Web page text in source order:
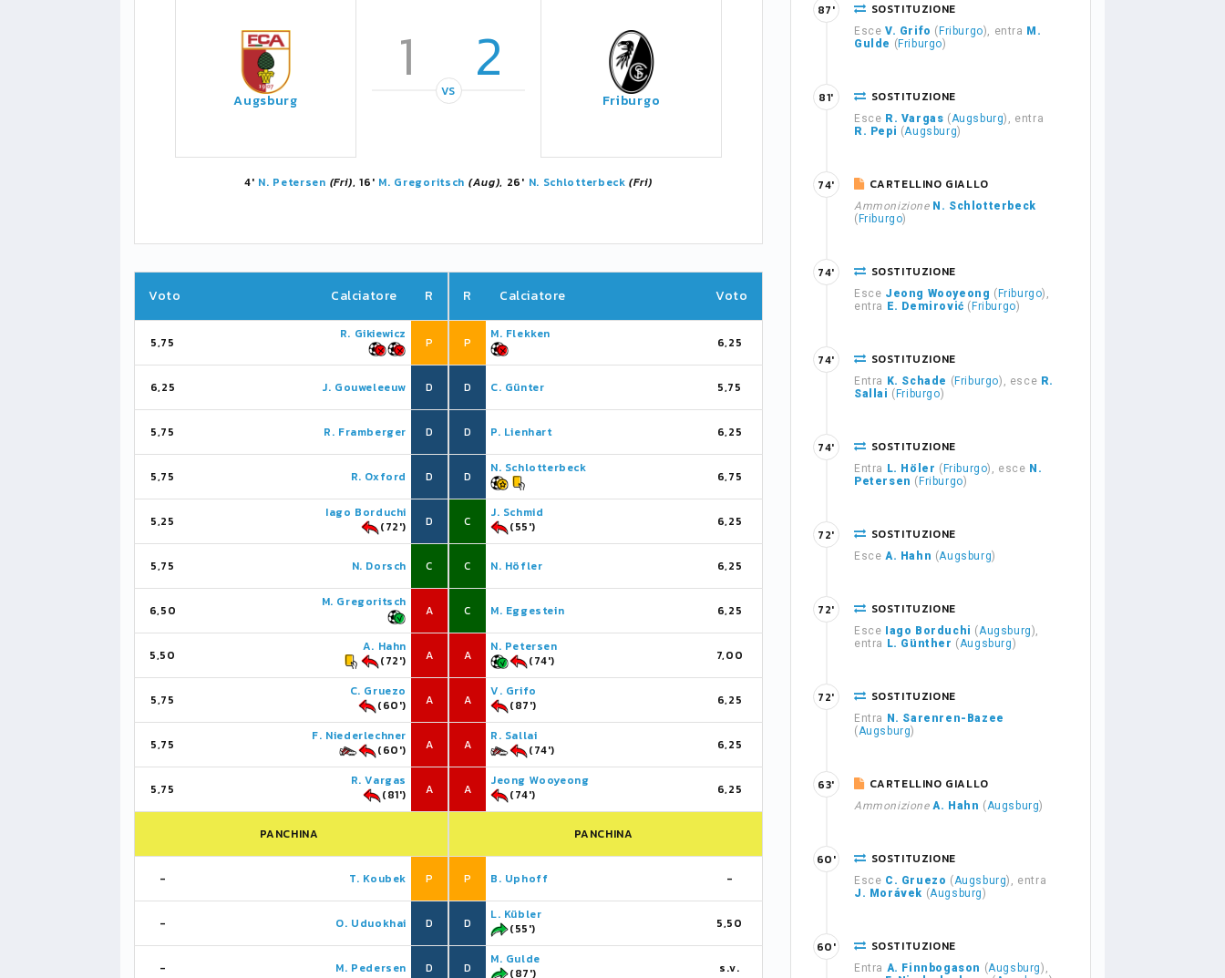
Augsburg
1 2
VS Friburgo
4' N. Petersen (Fri), 16' M. Gregoritsch (Aug), 26' N. Schlotterbeck (Fri)
Voto Calciatore R
5,75
R. Gikiewicz
P
6,25 J. Gouweleeuw D
5,75 R. Framberger D
5,75 R. Oxford D
5,25
Iago Borduchi
(72')
D
5,75 N. Dorsch C
6,50
M. Gregoritsch
A
5,50
A. Hahn
(72')
A
5,75
C. Gruezo
(60')
A
5,75
F. Niederlechner
(60')
A
5,75
R. Vargas
(81')
A
PANCHINA
- T. Koubek P
- O. Uduokhai D
- M. Pedersen D
R Calciatore Voto
P
M. Flekken
6,25
D C. Günter 5,75
D P. Lienhart 6,25
D
N. Schlotterbeck
6,75
C
J. Schmid
(55')
6,25
C N. Höfler 6,25
C M. Eggestein 6,25
A
N. Petersen
(74')
7,00
A
V. Grifo
(87')
6,25
A
R. Sallai
(74')
6,25
A
Jeong Wooyeong
(74')
6,25
PANCHINA
P B. Uphoff -
D
L. Kübler
(55')
5,50
D
M. Gulde
(87')
s.v.
SOSTITUZIONE
Esce V. Grifo ( Friburgo), entra M.
Gulde ( Friburgo)
87'
SOSTITUZIONE
Esce R. Vargas (Augsburg), entra
R. Pepi (Augsburg)
81'
CARTELLINO GIALLO
Ammonizione N. Schlotterbeck
( Friburgo)
74'
SOSTITUZIONE
Esce Jeong Wooyeong ( Friburgo),
entra
E. Demirović ( Friburgo)
74'
SOSTITUZIONE
Entra K. Schade ( Friburgo), esce R.
Sallai ( Friburgo)
74'
SOSTITUZIONE
Entra L. Höler ( Friburgo), esce N.
Petersen ( Friburgo)
74'
SOSTITUZIONE
Esce A. Hahn (Augsburg)
72'
SOSTITUZIONE
Esce Iago Borduchi (Augsburg),
entra
L. Günther (Augsburg)
72'
SOSTITUZIONE
Entra
N. Sarenren-Bazee
(Augsburg)
72'
CARTELLINO GIALLO
Ammonizione A. Hahn (Augsburg)
63'
SOSTITUZIONE
Esce C. Gruezo (Augsburg), entra
J. Morávek (Augsburg)
60'
SOSTITUZIONE
Entra A. Finnbogason (Augsburg),
60'